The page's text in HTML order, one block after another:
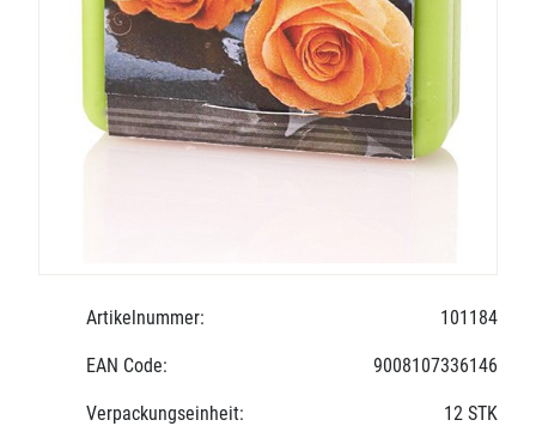
Artikelnummer: 101184
EAN Code: 9008107336146
Verpackungseinheit: 12 STK